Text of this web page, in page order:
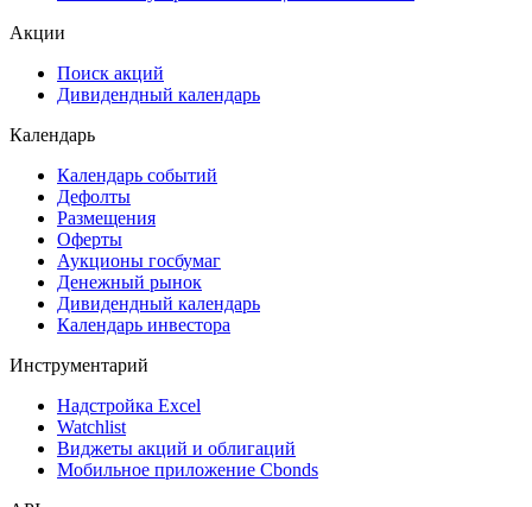
ESG
Самые популярные облигации на Cbonds.ru
Дивидендный календарь
Календарь
Календарь событий
Дефолты
Размещения
Оферты
Аукционы госбумаг
Денежный рынок
Календарь инвестора
Инструментарий
Надстройка Excel